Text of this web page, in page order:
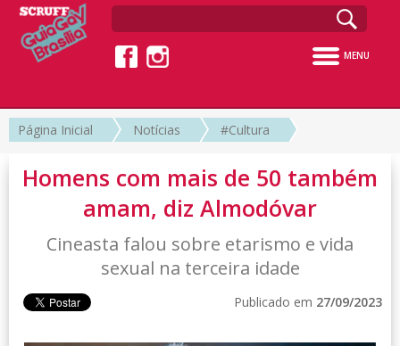
MENU
Página Inicial Notícias #Cultura
Homens com mais de 50 também
amam, diz Almodóvar
Cineasta falou sobre etarismo e vida
sexual na terceira idade
Publicado em 27/09/2023